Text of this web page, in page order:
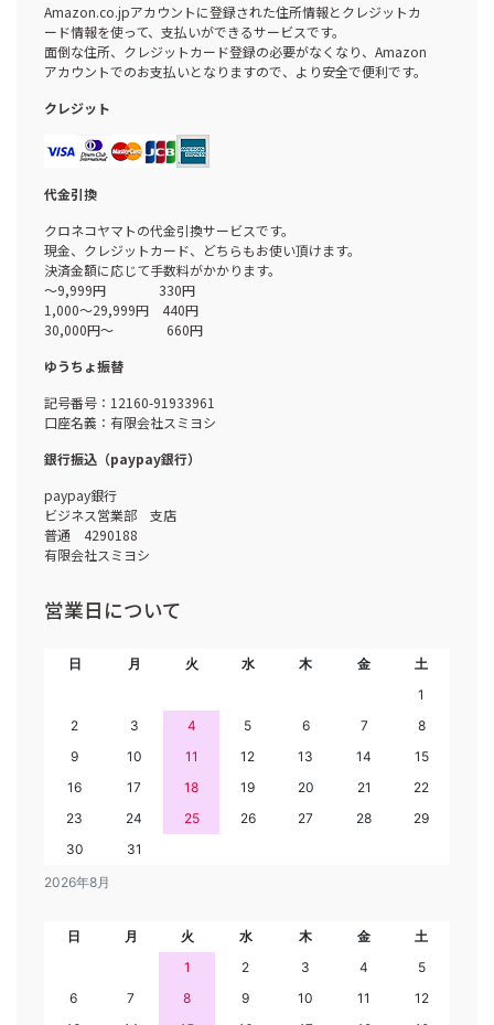
Amazon.co.jpアカウントに登録された住所情報とクレジットカ
ード情報を使って、支払いができるサービスです。
面倒な住所、クレジットカード登録の必要がなくなり、Amazon
アカウントでのお支払いとなりますので、より安全で便利です。
クレジット
代金引換
クロネコヤマトの代金引換サービスです。
現金、クレジットカード、どちらもお使い頂けます。
決済金額に応じて手数料がかかります。
～9,999円 330円
1,000～29,999円 440円
30,000円～ 660円
ゆうちょ振替
記号番号：12160-91933961
口座名義：有限会社スミヨシ
銀行振込（paypay銀行）
paypay銀行
ビジネス営業部 支店
普通 4290188
有限会社スミヨシ
営業日について
2026年8月
日 月 火 水 木 金
土
1
2
3 4 5 6 7
8
9
10 11 12 13 14
15
16
17 18 19 20 21
22
23
24 25 26 27 28
29
30
31
日 月 火 水 木 金
土
1
2 3 4
5
6
7 8 9 10 11
12